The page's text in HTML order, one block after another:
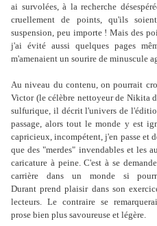
ai survolées, à la recherche
cruellement de points, qu'ils
suspension, peu importe ! Mais des
j'ai évité aussi quelques pages
m'amenaient un sourire de minuscule
Au niveau du contenu, on pourrait
Victor (le célèbre nettoyeur de Nikita
sulfurique, il décrit l'univers de
passage, alors tout le monde y est
capricieux, incompétent, j'en passe et
que des "merdes" invendables et les
caricature à peine. C'est à se
carrière dans un monde si
Durant prend plaisir dans son
lecteurs. Le contraire se
prose bien plus savoureuse et légère.